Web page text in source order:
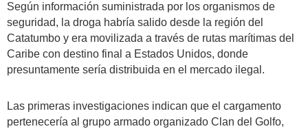
Según información suministrada por los organismos de
seguridad, la droga habría salido desde la región del
Catatumbo y era movilizada a través de rutas marítimas del
Caribe con destino final a Estados Unidos, donde
presuntamente sería distribuida en el mercado ilegal.
Las primeras investigaciones indican que el cargamento
pertenecería al grupo armado organizado Clan del Golfo,